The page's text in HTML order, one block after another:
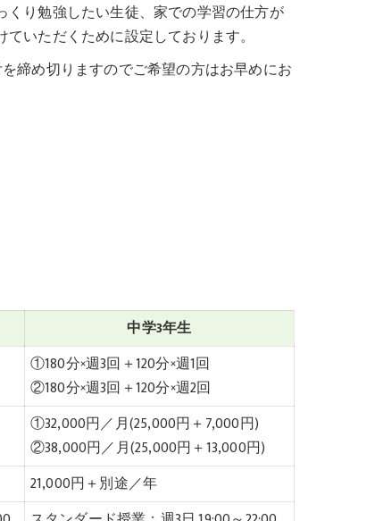
り勉強したい生徒、家での学習の仕方が
いただくために設定しております。
締め切りますのでご希望の方はお早めにお
中学3年生
①180分×週3回＋120分×週1回
②180分×週3回＋120分×週2回
①32,000円／月(25,000円＋7,000円)
②38,000円／月(25,000円＋13,000円)
21,000円＋別途／年